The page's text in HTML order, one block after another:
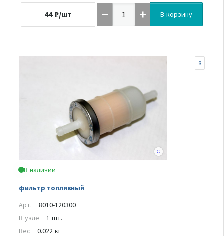
44 ₽/шт В корзину
В наличии
фильтр топливный
8
Арт.
8010-120300
В узле
1 шт.
Вес
0.022 кг